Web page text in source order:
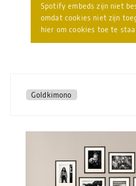
Spotify embeds zijn niet
omdat cookies niet zijn
hier om cookies toe te
Goldkimono